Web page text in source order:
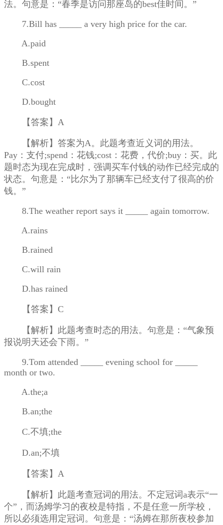
法。句意是：“春季是访问那座岛的best佳时间。”
7.Bill has _____ a very high price for the car.
A.paid
B.spent
C.cost
D.bought
【答案】A
【解析】答案为A。此题考查近义词的用法。
Pay：支付;spend：花钱;cost：花费，代价;buy：买。此
题时态为现在完成时，强调买车付钱的动作已经完成的
状态。句意是：“比尔为了那辆车已经支付了很高的价
钱。”
8.The weather report says it _____ again tomorrow.
A.rains
B.rained
C.will rain
D.has rained
【答案】C
【解析】此题考查时态的用法。句意是：“气象预
报说明天还会下雨。”
9.Tom attended _____ evening school for _____
month or two.
A.the;a
B.an;the
C.不填;the
D.an;不填
【答案】A
【解析】此题考查冠词的用法。不定冠词a表示“一
个”，而汤姆学习的夜校是特指，不是任意一所学校，
所以必须选用定冠词。句意是：“汤姆在那所夜校参加